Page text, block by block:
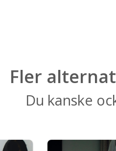
Fler
Du kanske